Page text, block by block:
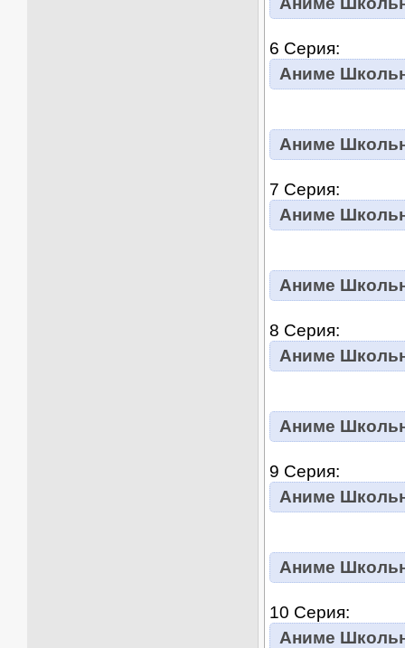
6 Серия:
Аниме
Аниме
7 Серия:
Аниме
Аниме
8 Серия:
Аниме
Аниме
9 Серия:
Аниме
Аниме
10 Серия:
Аниме